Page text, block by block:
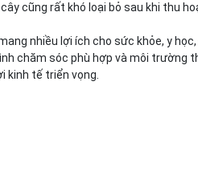
cũng rất khó loại bỏ sau khi thu
nhiều lợi ích cho sức khỏe, y
chăm sóc phù hợp và môi trường
kinh tế triển vọng.